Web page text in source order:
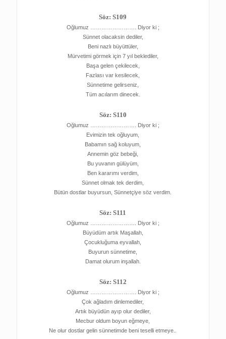
Söz: S109
Oğlumuz ……………………. Diyor ki ;
Sünnet olacaksin dediler,
Beni nazlı büyüttüler,
Mürvetimi görmek için 7 yıl beklediler,
Başa gelen çekilecek,
Fazlası var kesilecek,
Sünnetime gelirseniz,
Tüm acılarım dinecek.
Söz: S110
Oğlumuz ……………………. Diyor ki ;
Evimizin tek oğluyum,
Babamın sağ koluyum,
Annemin göz bebeği,
Bu yuvanın gülüyüm,
Ben kararımı verdim,
Sünnet olmak tek derdim,
Bütün dostlar buyursun, Sünnetçiye söz verdim.
Söz: S111
Oğlumuz ……………………. Diyor ki ;
Büyüdüm artık Maşallah,
Çocukluğuma eyvallah,
Buyurun sünnetime,
Damat olurum inşallah.
Söz: S112
Oğlumuz ……………………. Diyor ki ;
Çok ağladım dinlemediler,
Artık büyüdün ayıp olur dediler,
Mecbur oldum boyun eğmeye,
Ne olur dostlar gelin sünnetimde beni teselli etmeye..